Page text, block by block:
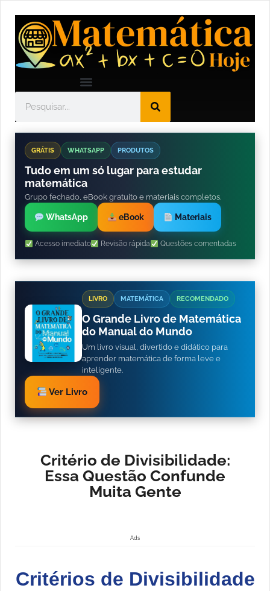
GRÁTIS WHATSAPP PRODUTOS
Tudo em um só lugar para estudar
matemática
Grupo fechado, eBook gratuito e materiais completos.
WhatsApp eBook Materiais
Acesso imediato Revisão rápida Questões comentadas
LIVRO MATEMÁTICA RECOMENDADO
O Grande Livro de Matemática
do Manual do Mundo
Um livro visual, divertido e didático para
aprender matemática de forma leve e
inteligente.
Ver Livro
Critério de Divisibilidade:
Essa Questão Confunde
Muita Gente
Ads
Critérios de Divisibilidade